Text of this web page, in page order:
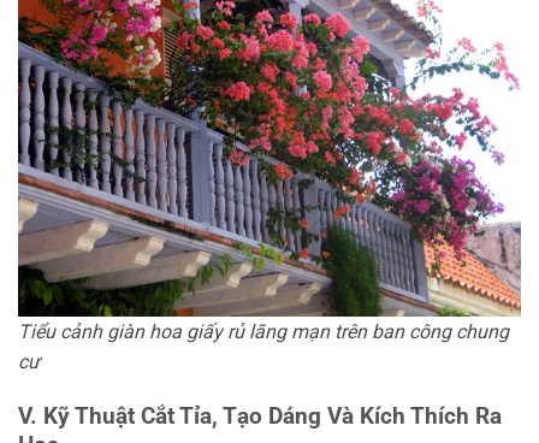
Tiểu cảnh giàn hoa giấy rủ lãng mạn trên ban công chung
cư
V. Kỹ Thuật Cắt Tỉa, Tạo Dáng Và Kích Thích Ra